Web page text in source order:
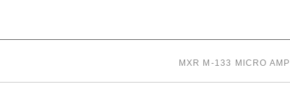
MXR M-133 MICRO AMP